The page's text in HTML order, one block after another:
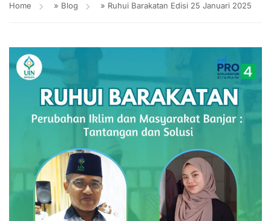
Home » Blog » Ruhui Barakatan Edisi 25 Januari 2025